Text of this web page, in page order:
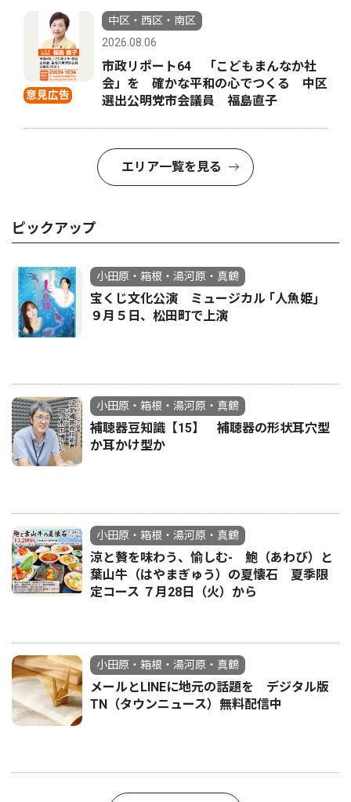
意見広告
中区・西区・南区
2026.08.06
市政リポート64 「こどもまんなか社
会」を 確かな平和の心でつくる 中区
選出公明党市会議員 福島直子
エリア一覧を見る
ピックアップ
小田原・箱根・湯河原・真鶴
宝くじ文化公演 ミュージカル ｢人魚姫｣
９月５日、松田町で上演
小田原・箱根・湯河原・真鶴
補聴器豆知識【15】 補聴器の形状耳穴型
か耳かけ型か
小田原・箱根・湯河原・真鶴
涼と贅を味わう、愉しむ- 鮑（あわび）と
葉山牛（はやまぎゅう）の夏懐石 夏季限
定コース ７月28日（火）から
小田原・箱根・湯河原・真鶴
メールとLINEに地元の話題を デジタル版
TN（タウンニュース）無料配信中